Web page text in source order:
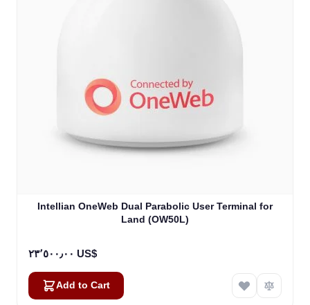
Intellian OneWeb Dual Parabolic User Terminal for
Land (OW50L)
٢٣٬٥٠٠٫٠٠ US$
Add to Cart